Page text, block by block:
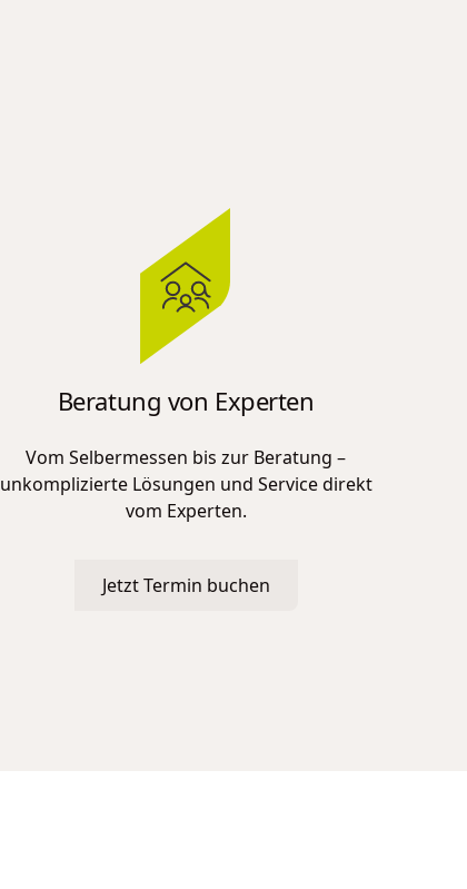
Beratung von Experten
Vom Selbermessen bis zur Beratung –
unkomplizierte Lösungen und Service direkt
vom Experten.
Jetzt Termin buchen